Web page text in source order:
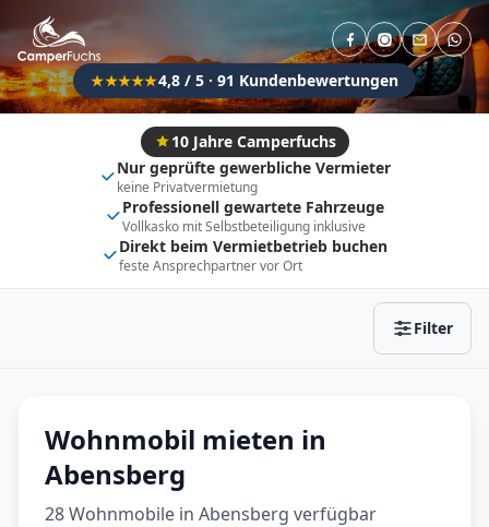
★★★★★4,8 / 5 · 91 Kundenbewertungen
10 Jahre Camperfuchs
Nur geprüfte gewerbliche Vermieter
keine Privatvermietung
Professionell gewartete Fahrzeuge
Vollkasko mit Selbstbeteiligung inklusive
Direkt beim Vermietbetrieb buchen
feste Ansprechpartner vor Ort
Filter
Flexibel (±3 Tage) Anhängerkupplung
Fahrzeugtyp
Vollintegriert Kastenwagen
Alkoven Teil-Integriert
Wohnwagen
Wohnmobil mieten in
Abensberg
28 Wohnmobile in Abensberg verfügbar